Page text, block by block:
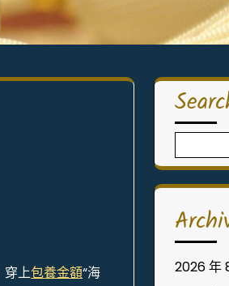
穿上包養金額“海
for:
2026 年